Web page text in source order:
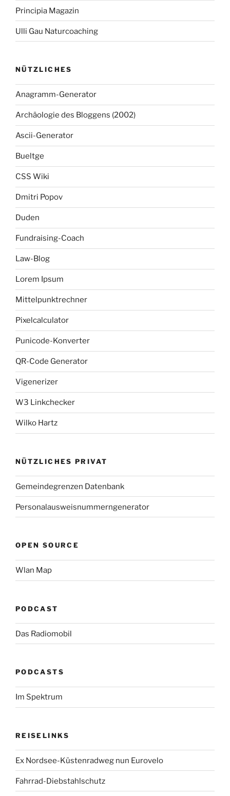
Principia Magazin
Ulli Gau Naturcoaching
NÜTZLICHES
Anagramm-Generator
Archäologie des Bloggens (2002)
Ascii-Generator
Bueltge
CSS Wiki
Dmitri Popov
Duden
Fundraising-Coach
Law-Blog
Lorem Ipsum
Mittelpunktrechner
Pixelcalculator
Punicode-Konverter
QR-Code Generator
Vigenerizer
W3 Linkchecker
Wilko Hartz
NÜTZLICHES PRIVAT
Gemeindegrenzen Datenbank
Personalausweisnummerngenerator
OPEN SOURCE
Wlan Map
PODCAST
Das Radiomobil
PODCASTS
Im Spektrum
REISELINKS
Ex Nordsee-Küstenradweg nun Eurovelo
Fahrrad-Diebstahlschutz